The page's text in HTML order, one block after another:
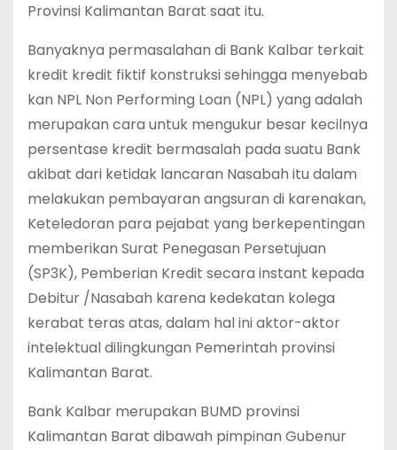
Provinsi Kalimantan Barat saat itu.
Banyaknya permasalahan di Bank Kalbar terkait
kredit kredit fiktif konstruksi sehingga menyebab
kan NPL Non Performing Loan (NPL) yang adalah
merupakan cara untuk mengukur besar kecilnya
persentase kredit bermasalah pada suatu Bank
akibat dari ketidak lancaran Nasabah itu dalam
melakukan pembayaran angsuran di karenakan,
Keteledoran para pejabat yang berkepentingan
memberikan Surat Penegasan Persetujuan
(SP3K), Pemberian Kredit secara instant kepada
Debitur /Nasabah karena kedekatan kolega
kerabat teras atas, dalam hal ini aktor-aktor
intelektual dilingkungan Pemerintah provinsi
Kalimantan Barat.
Bank Kalbar merupakan BUMD provinsi
Kalimantan Barat dibawah pimpinan Gubenur